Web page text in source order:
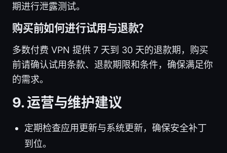
期进行泄露测试。
购买前如何进行试用与退款？
多数付费 VPN 提供 7 天到 30 天的退款期，购买
前请确认试用条款、退款期限和条件，确保满足你
的需求。
9. 运营与维护建议
定期检查应用更新与系统更新，确保安全补丁
到位。